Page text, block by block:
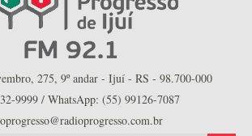
275, 9º andar - Ijuí - RS - 98.700-000
9999 / WhatsApp: (55) 99126-7087